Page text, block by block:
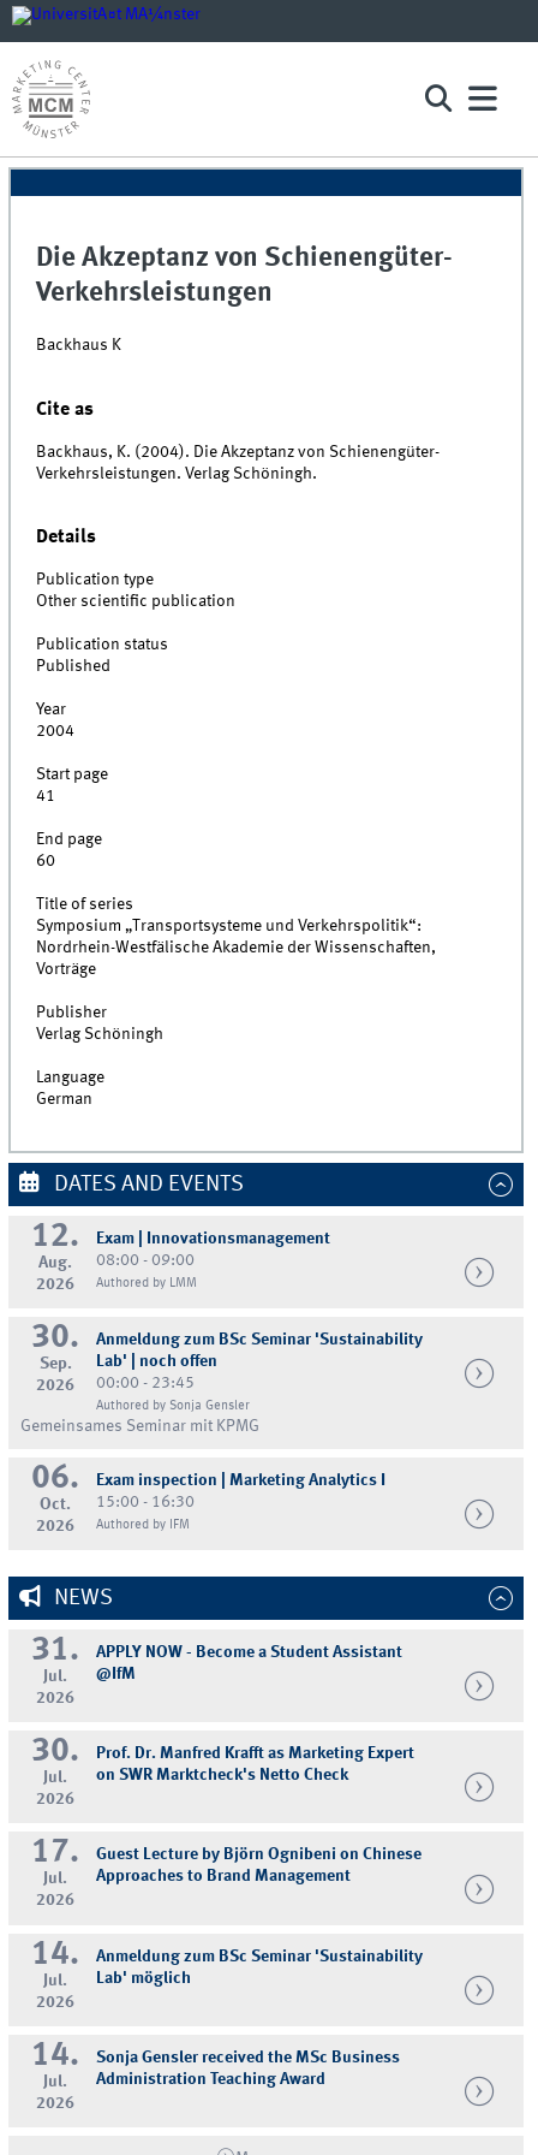
Die Akzeptanz von Schienengüter-
Verkehrsleistungen
Backhaus K
Cite as
Backhaus, K. (2004). Die Akzeptanz von Schienengüter-
Verkehrsleistungen. Verlag Schöningh.
Details
Publication type
Other scientific publication
Publication status
Published
Year
2004
Start page
41
End page
60
Title of series
Symposium „Transportsysteme und Verkehrspolitik“:
Nordrhein-Westfälische Akademie der Wissenschaften,
Vorträge
Publisher
Verlag Schöningh
Language
German
DATES AND EVENTS
12.
Aug.
2026
Exam | Innovationsmanagement
08:00 - 09:00
Authored by LMM
30.
Sep.
2026
Anmeldung zum BSc Seminar 'Sustainability
Lab' | noch offen
00:00 - 23:45
Authored by Sonja Gensler
Gemeinsames Seminar mit KPMG
06.
Oct.
2026
Exam inspection | Marketing Analytics I
15:00 - 16:30
Authored by IFM
NEWS
31.
Jul.
2026
APPLY NOW - Become a Student Assistant
@IfM
30.
Jul.
2026
Prof. Dr. Manfred Krafft as Marketing Expert
on SWR Marktcheck's Netto Check
17.
Jul.
2026
Guest Lecture by Björn Ognibeni on Chinese
Approaches to Brand Management
14.
Jul.
2026
Anmeldung zum BSc Seminar 'Sustainability
Lab' möglich
14.
Jul.
2026
Sonja Gensler received the MSc Business
Administration Teaching Award